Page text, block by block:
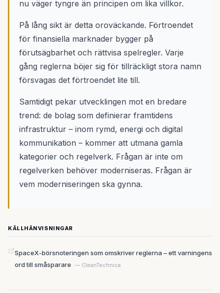
nu väger tyngre än principen om lika villkor.
På lång sikt är detta oroväckande. Förtroendet
för finansiella marknader bygger på
förutsägbarhet och rättvisa spelregler. Varje
gång reglerna böjer sig för tillräckligt stora namn
försvagas det förtroendet lite till.
Samtidigt pekar utvecklingen mot en bredare
trend: de bolag som definierar framtidens
infrastruktur – inom rymd, energi och digital
kommunikation – kommer att utmana gamla
kategorier och regelverk. Frågan är inte om
regelverken behöver moderniseras. Frågan är
vem moderniseringen ska gynna.
KÄLLHÄNVISNINGAR
SpaceX-börsnoteringen som omskriver reglerna – ett varningens
ord till småsparare — CleanTechnica